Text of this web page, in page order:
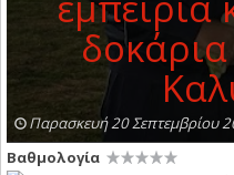
Παρασκευή 20 Σεπτεμβρίου
Βαθμολογία